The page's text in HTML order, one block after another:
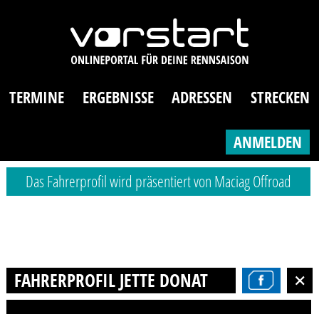
TERMINE ERGEBNISSE ADRESSEN STRECKEN
ANMELDEN
Das Fahrerprofil wird präsentiert von Maciag Offroad
FAHRERPROFIL JETTE DONAT